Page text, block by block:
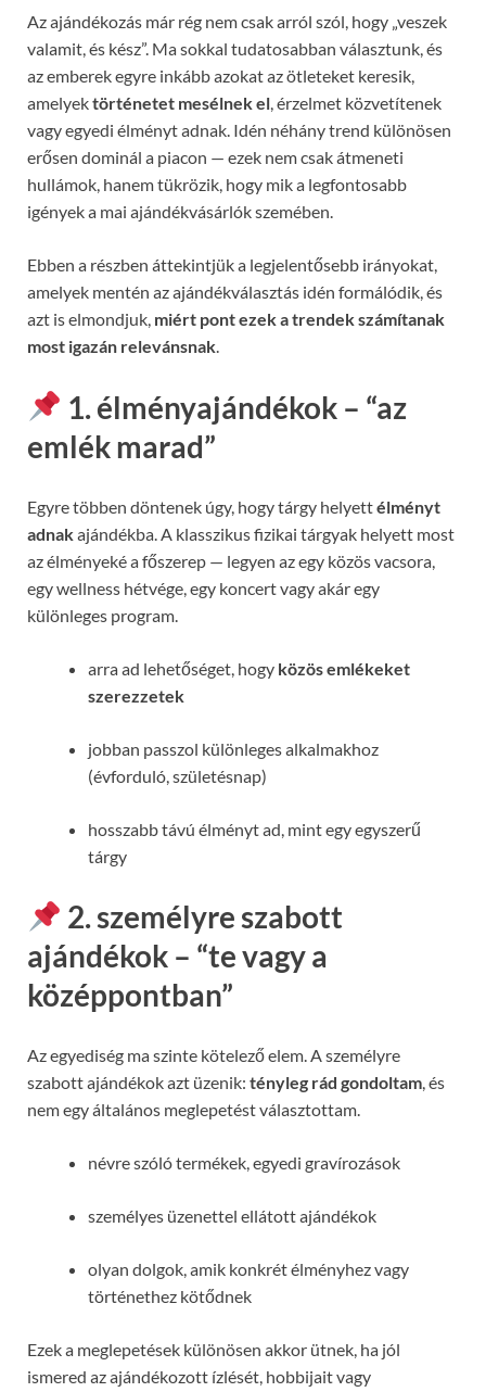
Az ajándékozás már rég nem csak arról szól, hogy „veszek
valamit, és kész”. Ma sokkal tudatosabban választunk, és
az emberek egyre inkább azokat az ötleteket keresik,
amelyektörténetet mesélnek el, érzelmet közvetítenek
vagy egyedi élményt adnak. Idén néhány trend különösen
erősen dominál a piacon — ezek nem csak átmeneti
hullámok, hanem tükrözik, hogy mik a legfontosabb
igények a mai ajándékvásárlók szemében.
Ebben a részben áttekintjük a legjelentősebb irányokat,
amelyek mentén az ajándékválasztás idén formálódik, és
azt is elmondjuk, miért pont ezek a trendek számítanak
most igazán relevánsnak.
1. élményajándékok – “az
emlék marad”
Egyre többen döntenek úgy, hogy tárgy helyettélményt
adnakajándékba. A klasszikus fizikai tárgyak helyett most
az élményeké a főszerep — legyen az egy közös vacsora,
egy wellness hétvége, egy koncert vagy akár egy
különleges program.
arra ad lehetőséget, hogy közös emlékeket
szerezzetek
jobban passzol különleges alkalmakhoz
(évforduló, születésnap)
hosszabb távú élményt ad, mint egy egyszerű
tárgy
2. személyre szabott
ajándékok – “te vagy a
középpontban”
Az egyediség ma szinte kötelező elem. A személyre
szabott ajándékok azt üzenik: tényleg rád gondoltam, és
nem egy általános meglepetést választottam.
névre szóló termékek, egyedi gravírozások
személyes üzenettel ellátott ajándékok
olyan dolgok, amik konkrét élményhez vagy
történethez kötődnek
Ezek a meglepetések különösen akkor ütnek, ha jól
ismered az ajándékozott ízlését, hobbijait vagy